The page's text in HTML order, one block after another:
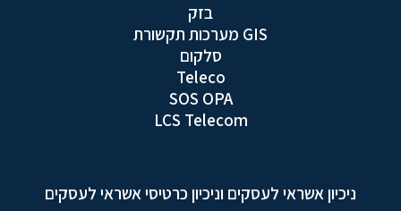
בזק
GIS מערכות תקשורת
סלקום
Teleco
SOS OPA
LCS Telecom
ניכיון אשראי לעסקים וניכיון כרטיסי אשראי לעסקים